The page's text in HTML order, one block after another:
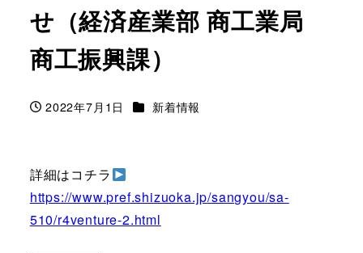
せ（経済産業部 商工業局
商工振興課）
投稿日
2022年7月1日 カテゴリー
新着情報
詳細はコチラ
https://www.pref.shizuoka.jp/sangyou/sa-
510/r4venture-2.html